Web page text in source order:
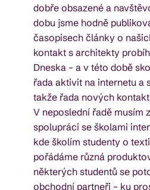
dobře obsazené a
dobu jsme hodně
časopisech články o
kontakt s architekty
Dneska – a v této době
řada aktivit na internetu a
takže řada nových
V neposlední řadě musím
spolupráci se školami
kde školím studenty o
pořádáme různá
některých studentů se
obchodní partneři – ku